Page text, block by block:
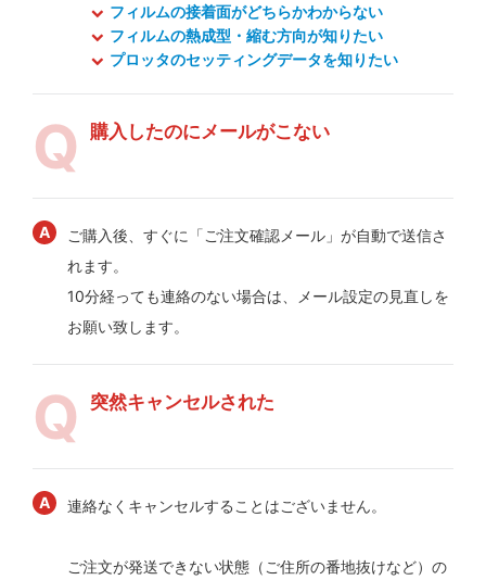
フィルムの接着面がどちらかわからない
フィルムの熱成型・縮む方向が知りたい
プロッタのセッティングデータを知りたい
購入したのにメールがこない
ご購入後、すぐに「ご注文確認メール」が自動で送信さ
れます。
10分経っても連絡のない場合は、メール設定の見直しを
お願い致します。
突然キャンセルされた
連絡なくキャンセルすることはございません。
ご注文が発送できない状態（ご住所の番地抜けなど）の